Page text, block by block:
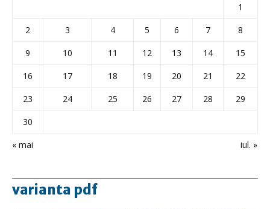
« mai iul. »
1
2
3 4 5 6 7
8
9
10 11 12 13 14
15
16
17 18 19 20 21
22
23
24 25 26 27 28
29
30
varianta pdf